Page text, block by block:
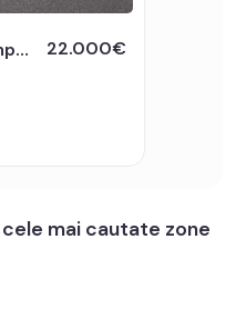
Teren intravilan 2200 mp cu utilitati in apropiere Sat Savastreni 22.000€
mai cautate zone